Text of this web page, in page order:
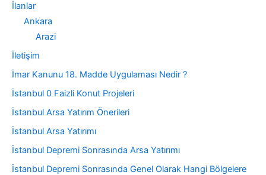
İlanlar
Ankara
Arazi
İletişim
İmar Kanunu 18. Madde Uygulaması Nedir ?
İstanbul 0 Faizli Konut Projeleri
İstanbul Arsa Yatırım Önerileri
İstanbul Arsa Yatırımı
İstanbul Depremi Sonrasında Arsa Yatırımı
İstanbul Depremi Sonrasında Genel Olarak Hangi Bölgelere